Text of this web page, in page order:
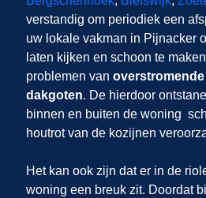
verstandig om periodiek een
uw lokale vakman in Pijnacker
laten kijken en schoon te
problemen van
dakgoten. De hierdoor
binnen en buiten de woning
houtrot van de kozijnen
Het kan ook zijn dat er in de
woning een breuk zit. Doordat